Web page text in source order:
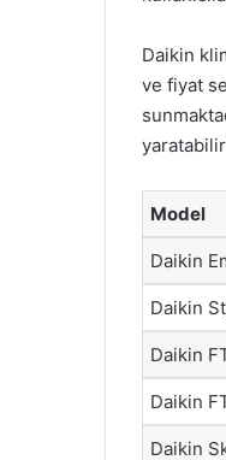
Daikin
ve fiyat
Model
Daikin
Daikin
Daikin
Daikin
Daikin